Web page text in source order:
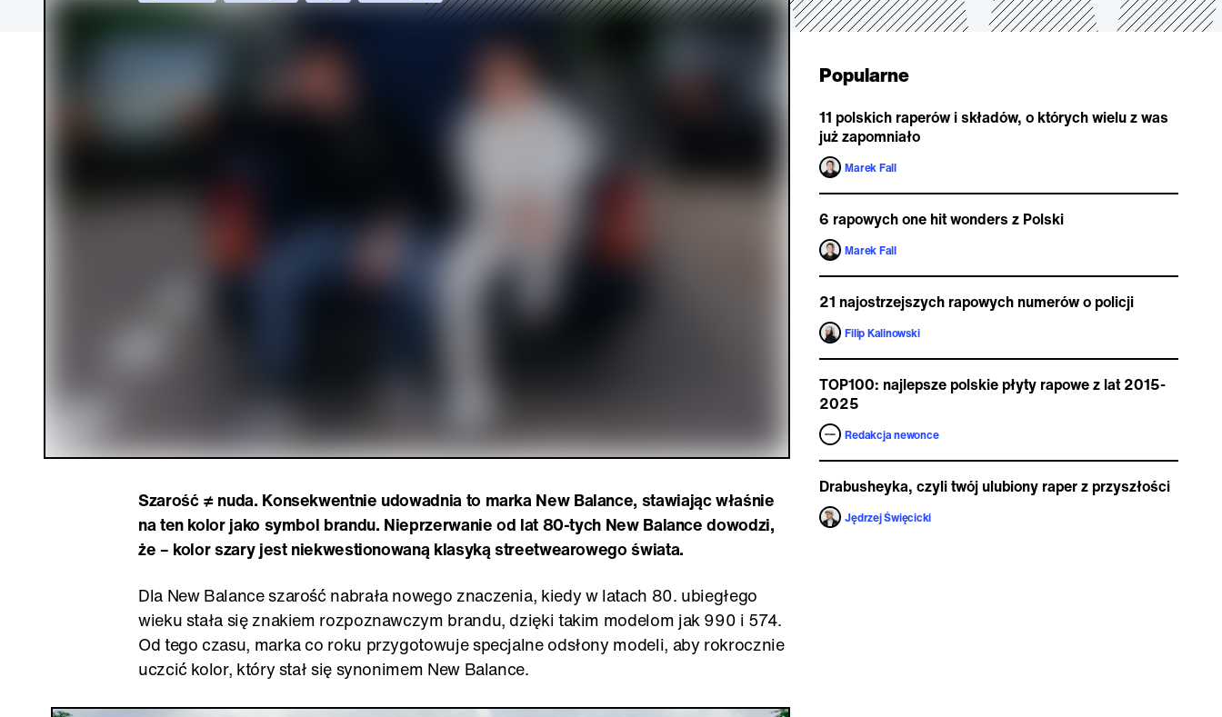
Szarość ≠ nuda. Konsekwentnie udowadnia to marka New Balance, stawiając właśnie
na ten kolor jako symbol brandu. Nieprzerwanie od lat 80-tych New Balance dowodzi,
że – kolor szary jest niekwestionowaną klasyką streetwearowego świata.
Dla New Balance szarość nabrała nowego znaczenia, kiedy w latach 80. ubiegłego
wieku stała się znakiem rozpoznawczym brandu, dzięki takim modelom jak 990 i 574.
Od tego czasu, marka co roku przygotowuje specjalne odsłony modeli, aby rokrocznie
uczcić kolor, który stał się synonimem New Balance.
Popularne
11 polskich raperów i składów, o których wielu z was
już zapomniało
Marek Fall
6 rapowych one hit wonders z Polski
Marek Fall
21 najostrzejszych rapowych numerów o policji
Filip Kalinowski
TOP100: najlepsze polskie płyty rapowe z lat 2015-
2025
Redakcja newonce
Drabusheyka, czyli twój ulubiony raper z przyszłości
Jędrzej Święcicki